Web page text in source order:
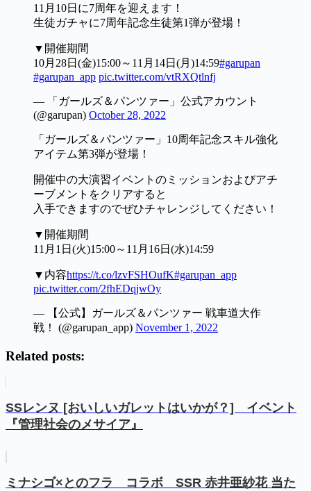
11月10日に7周年を迎えます！
生徒ガチャに7周年記念生徒第1弾が登場！
▼開催期間
10月28日(金)15:00～11月14日(月)14:59#garupan
#garupan_app pic.twitter.com/vtRXQtlnfj
— 「ガールズ＆パンツァー」公式アカウント
(@garupan) October 28, 2022
「ガールズ＆パンツァー」10周年記念スキル強化
アイテム第3弾が登場！
開催中の大演習イベントのミッションおよびアチ
ーブメントをクリアすると
入手できますのでぜひチャレンジしてください！
▼開催期間
11月1日(火)15:00～11月16日(水)14:59
▼内容https://t.co/lzvFSHOufK#garupan_app
pic.twitter.com/2fhEDqjwOy
— 【公式】ガールズ＆パンツァー 戦車道大作
戦！ (@garupan_app) November 1, 2022
Related posts:
SSレンヌ [おいしいガレットはいかが？] イベント
『管理社会のメサイア』
ミナシゴ×とのフラ コラボ SSR 赤井亜紗花 当た